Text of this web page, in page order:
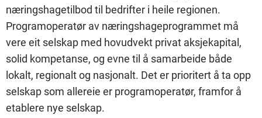
næringshagetilbod til bedrifter i heile regionen.
Programoperatør av næringshageprogrammet må
vere eit selskap med hovudvekt privat aksjekapital,
solid kompetanse, og evne til å samarbeide både
lokalt, regionalt og nasjonalt. Det er prioritert å ta opp
selskap som allereie er programoperatør, framfor å
etablere nye selskap.